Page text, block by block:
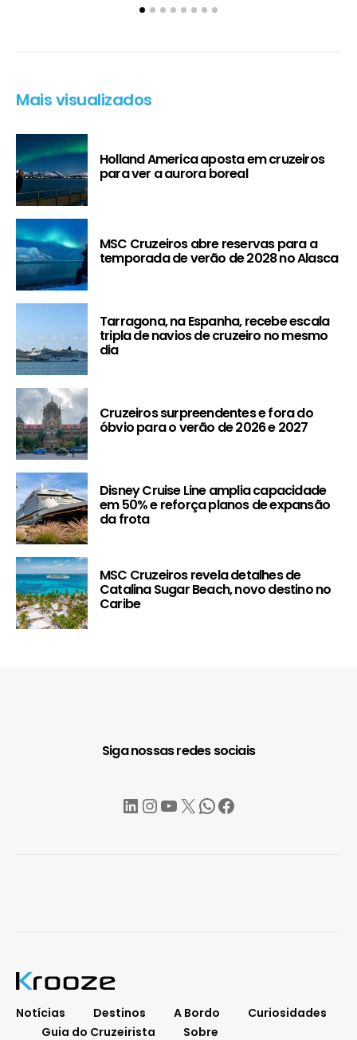
Mais visualizados
Holland America aposta em cruzeiros
para ver a aurora boreal
MSC Cruzeiros abre reservas para a
temporada de verão de 2028 no Alasca
Tarragona, na Espanha, recebe escala
tripla de navios de cruzeiro no mesmo
dia
Cruzeiros surpreendentes e fora do
óbvio para o verão de 2026 e 2027
Disney Cruise Line amplia capacidade
em 50% e reforça planos de expansão
da frota
MSC Cruzeiros revela detalhes de
Catalina Sugar Beach, novo destino no
Caribe
Siga nossas redes sociais
LinkedIn
Instagram
YouTube
X WhatsApp
Facebook
Notícias Destinos A Bordo
Curiosidades
Guia do Cruzeirista
Sobre